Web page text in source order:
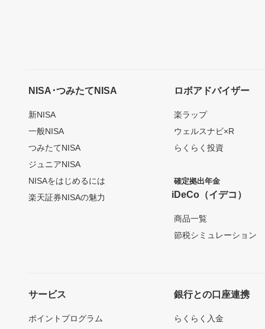
NISA･つみたてNISA
新NISA
一般NISA
つみたてNISA
ジュニアNISA
NISAをはじめるには
楽天証券NISAの魅力
ロボアドバイザー
楽ラップ
ウェルスナビ×R
らくらく投資
確定拠出年金
iDeCo（イデコ）
商品一覧
節税シミュレーション
サービス
ポイントプログラム
銀行との口座連携
らくらく入金